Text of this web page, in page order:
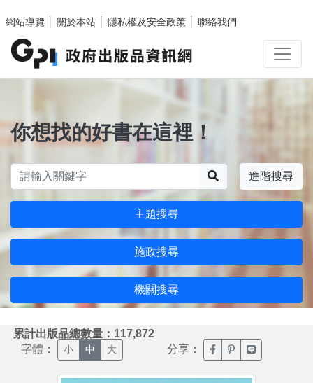
網站導覽
關於本站 隱私權及安全政策 聯絡我們
你想找的好書在這裡！
進階搜尋
主題搜尋
施政搜尋
機關搜尋
累計出版品總數量：117,872
字體： 小 中 大 分享： 臉書分享(另開新視窗)
噗浪分享(另開新
Line分享(另